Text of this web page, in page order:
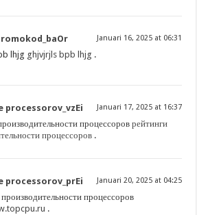
Januari 16, 2025 at 06:31
lhjg ghjvjrjls bpb lhjg .
processorov_vzEi Januari 17, 2025 at 16:37
процессороврейтинги
процессоров .
processorov_prEi Januari 20, 2025 at 04:25
процессоров
.